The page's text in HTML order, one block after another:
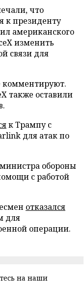
что
к президенту
американского
изменить
связи для
комментируют.
также оставили
к Трампу с
для атак по
обороны
с работой
отказался
для
операции.
на наши